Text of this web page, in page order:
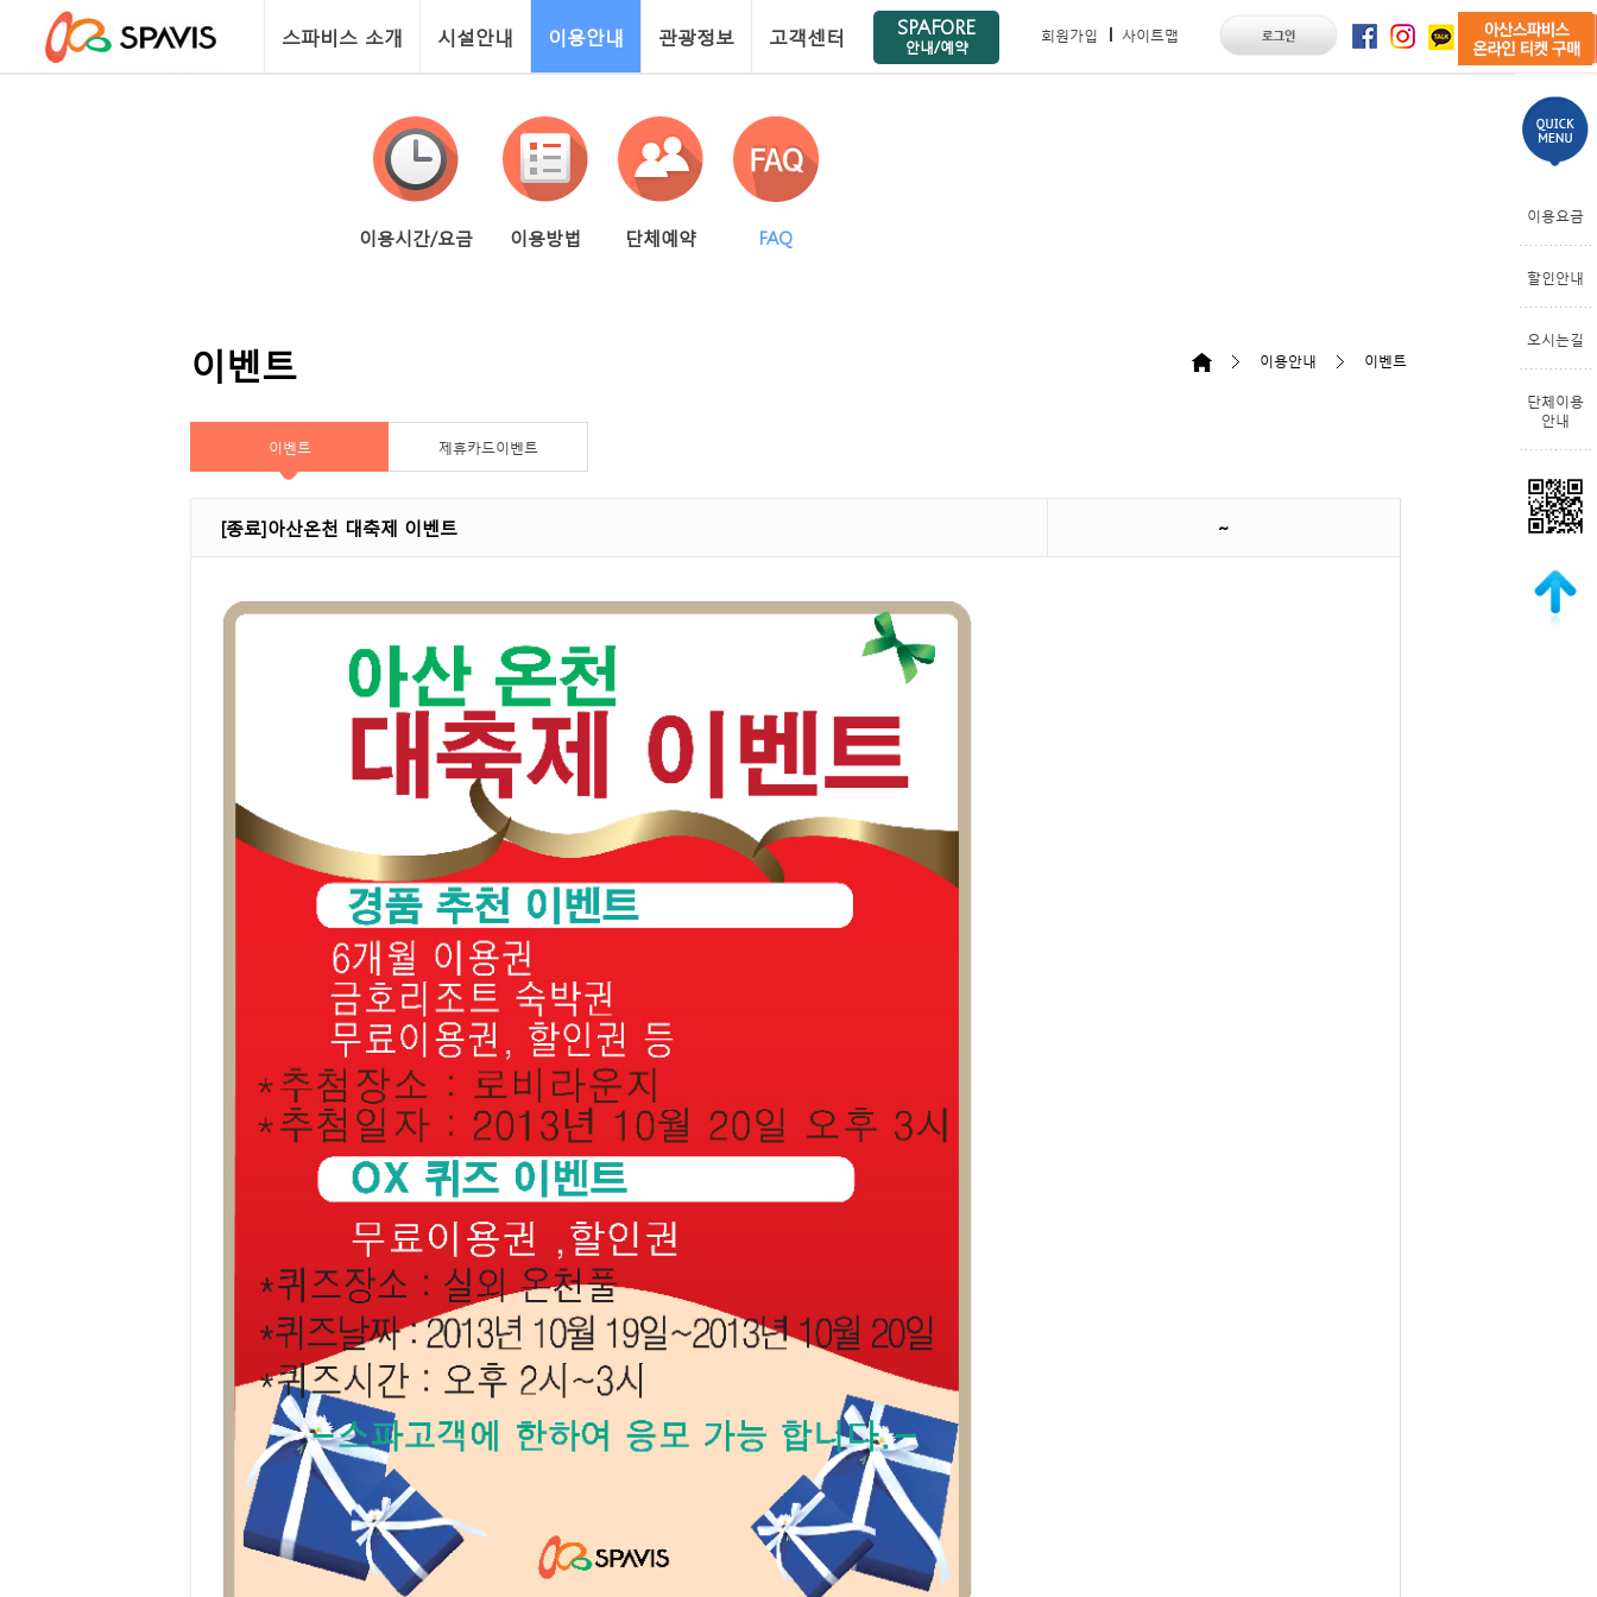
스파비스 소개 시설안내 이용안내 관광정보 고객센터 SPAFORE
안내/예약
회원가입 사이트맵
이용시간/요금 이용방법 단체예약 FAQ
이벤트 이용안내 이벤트
이벤트 제휴카드이벤트
[종료]아산온천 대축제 이벤트 ~
이용요금
할인안내
오시는길
단체이용
안내